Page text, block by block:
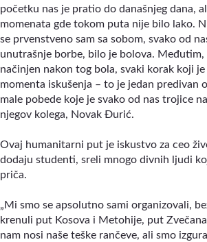
početku nas je pratio do današnjeg dana,
momenata gde tokom puta nije bilo lako.
se prvenstveno sam sa sobom, svako od
unutrašnje borbe, bilo je bolova. Međutim,
načinjen nakon tog bola, svaki korak koji
momenta iskušenja – to je jedan predivan
male pobede koje je svako od nas trojice
njegov kolega, Novak Đurić.
Ovaj humanitarni put je iskustvo za ceo
dodaju studenti, sreli mnogo divnih ljudi
priča.
„Mi smo se apsolutno sami organizovali,
krenuli put Kosova i Metohije, put
nam nosi naše teške rančeve, ali smo